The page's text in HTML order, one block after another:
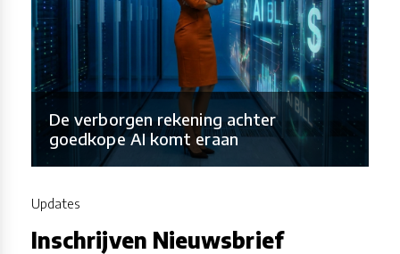
De verborgen rekening achter
goedkope AI komt eraan
Updates
Inschrijven Nieuwsbrief